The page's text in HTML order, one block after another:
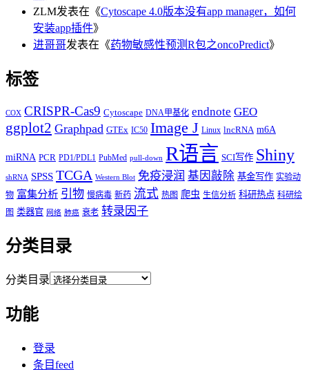
ZLM发表在《Cytoscape 4.0版本没有app manager，如何
安装app插件》
进哥哥发表在《药物敏感性预测R包之oncoPredict》
标签
COX CRISPR-Cas9 Cytoscape DNA甲基化 endnote GEO
ggplot2 Graphpad GTEx IC50 Image J Linux lncRNA m6A
miRNA PCR PD1/PDL1 PubMed pull-down R语言 SCI写作 Shiny
shRNA SPSS TCGA Western Blot 免疫浸润 基因敲除 基金写作 实验动
物 富集分析 引物 慢病毒 新药 流式 热图 爬虫 生信分析 科研热点 科研绘
图 类器官 网络 肺癌 衰老 转录因子
分类目录
分类目录
功能
登录
条目feed